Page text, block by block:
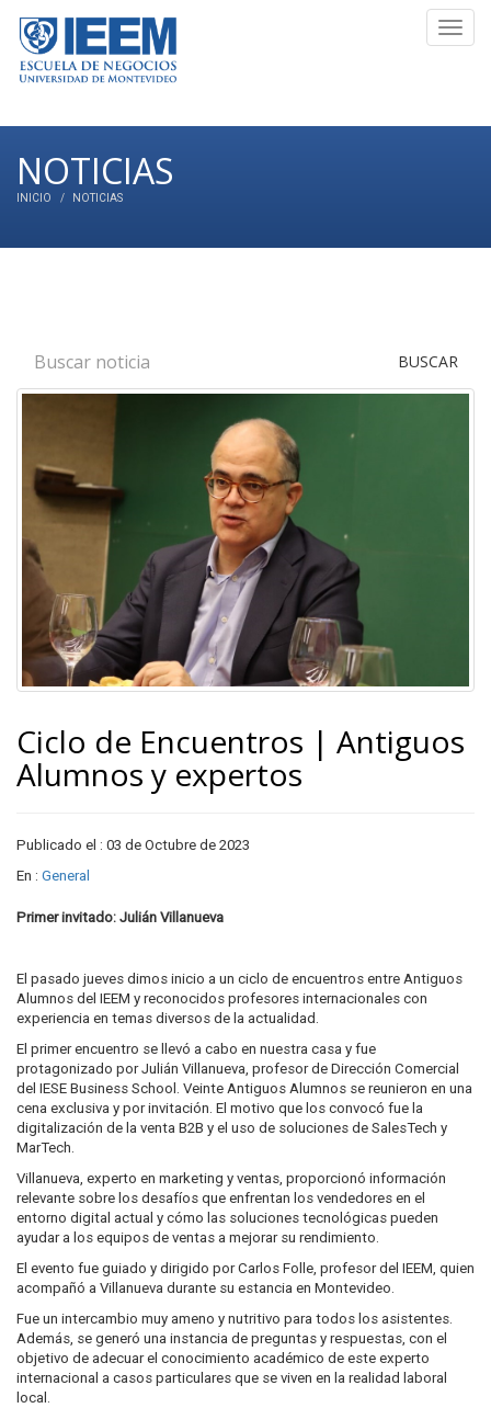
NOTICIAS
INICIO NOTICIAS
BUSCAR
Ciclo de Encuentros | Antiguos
Alumnos y expertos
Publicado el : 03 de Octubre de 2023
En : General
Primer invitado: Julián Villanueva
El pasado jueves dimos inicio a un ciclo de encuentros entre Antiguos
Alumnos del IEEM y reconocidos profesores internacionales con
experiencia en temas diversos de la actualidad.
El primer encuentro se llevó a cabo en nuestra casa y fue
protagonizado por Julián Villanueva, profesor de Dirección Comercial
del IESE Business School. Veinte Antiguos Alumnos se reunieron en una
cena exclusiva y por invitación. El motivo que los convocó fue la
digitalización de la venta B2B y el uso de soluciones de SalesTech y
MarTech.
Villanueva, experto en marketing y ventas, proporcionó información
relevante sobre los desafíos que enfrentan los vendedores en el
entorno digital actual y cómo las soluciones tecnológicas pueden
ayudar a los equipos de ventas a mejorar su rendimiento.
El evento fue guiado y dirigido por Carlos Folle, profesor del IEEM, quien
acompañó a Villanueva durante su estancia en Montevideo.
Fue un intercambio muy ameno y nutritivo para todos los asistentes.
Además, se generó una instancia de preguntas y respuestas, con el
objetivo de adecuar el conocimiento académico de este experto
internacional a casos particulares que se viven en la realidad laboral
local.